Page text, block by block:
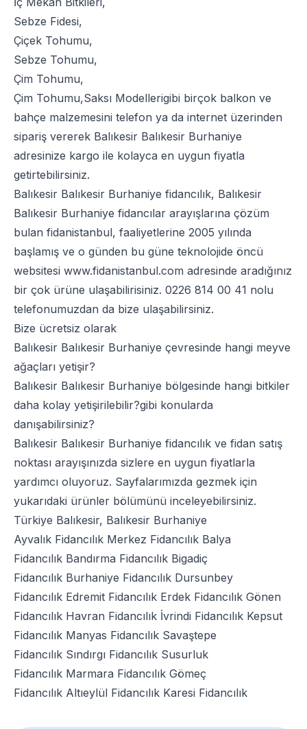
Sebze Fidesi,
Çiçek Tohumu,
Sebze Tohumu,
Çim Tohumu,
Çim Tohumu,Saksı Modellerigibi birçok balkon ve
bahçe malzemesini telefon ya da internet üzerinden
sipariş vererek Balıkesir Balıkesir Burhaniye
adresinize kargo ile kolayca en uygun fiyatla
getirtebilirsiniz.
Balıkesir Balıkesir Burhaniye fidancılık, Balıkesir
Balıkesir Burhaniye fidancılar arayışlarına çözüm
bulan fidanistanbul, faaliyetlerine 2005 yılında
başlamış ve o günden bu güne teknolojide öncü
websitesi www.fidanistanbul.com adresinde aradığınız
bir çok ürüne ulaşabilirisiniz. 0226 814 00 41 nolu
telefonumuzdan da bize ulaşabilirsiniz.
Bize ücretsiz olarak
Balıkesir Balıkesir Burhaniye çevresinde hangi meyve
ağaçları yetişir?
Balıkesir Balıkesir Burhaniye bölgesinde hangi bitkiler
daha kolay yetişirilebilir?gibi konularda
danışabilirsiniz?
Balıkesir Balıkesir Burhaniye fidancılık ve fidan satış
noktası arayışınızda sizlere en uygun fiyatlarla
yardımcı oluyoruz. Sayfalarımızda gezmek için
yukarıdaki ürünler bölümünü inceleyebilirsiniz.
Türkiye Balıkesir, Balıkesir Burhaniye
Ayvalık Fidancılık Merkez Fidancılık Balya
Fidancılık Bandırma Fidancılık Bigadiç
Fidancılık Burhaniye Fidancılık Dursunbey
Fidancılık Edremit Fidancılık Erdek Fidancılık Gönen
Fidancılık Havran Fidancılık İvrindi Fidancılık Kepsut
Fidancılık Manyas Fidancılık Savaştepe
Fidancılık Sındırgı Fidancılık Susurluk
Fidancılık Marmara Fidancılık Gömeç
Fidancılık Altıeylül Fidancılık Karesi Fidancılık